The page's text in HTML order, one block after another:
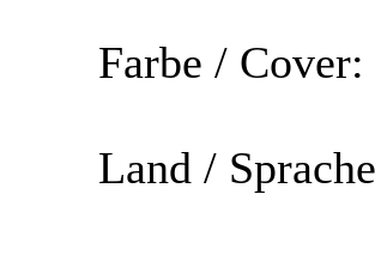
Farbe / Cover:
Land /